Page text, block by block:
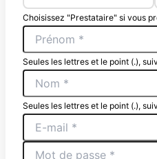
Choisissez "Prestataire" si vous
Seules les lettres et le point (.),
Seules les lettres et le point (.),